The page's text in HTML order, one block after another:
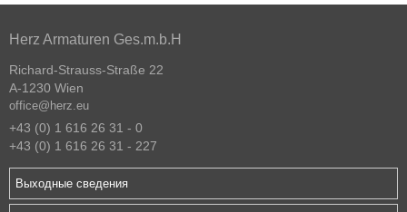
Herz Armaturen Ges.m.b.H
Richard-Strauss-Straße 22
A-1230 Wien
office@herz.eu
+43 (0) 1 616 26 31 - 0
+43 (0) 1 616 26 31 - 227
Выходные сведения